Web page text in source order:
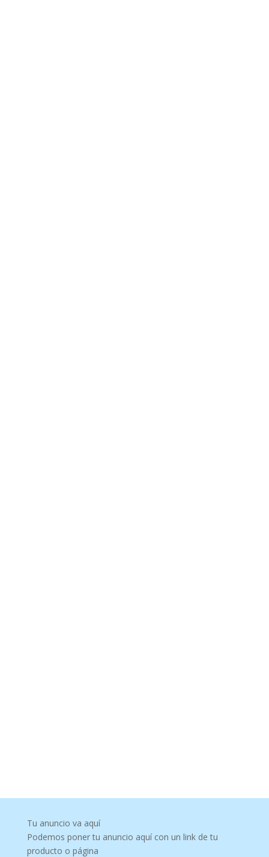
Tu anuncio va aquí
Podemos poner tu anuncio aquí con un link de tu
producto o página